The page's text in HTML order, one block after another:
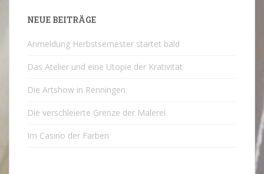
NEUE BEITRÄGE
Anmeldung Herbstsemester startet bald
Das Atelier und eine Utopie der Krativität
Die Artshow in Renningen
Die verschleierte Grenze der Malerei
Im Casino der Farben